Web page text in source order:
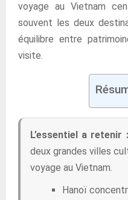
voyage au Vietnam
souvent les deux
équilibre entre
visite.
L’essentiel a retenir :
deux grandes villes
voyage au Vietnam.
Hanoï